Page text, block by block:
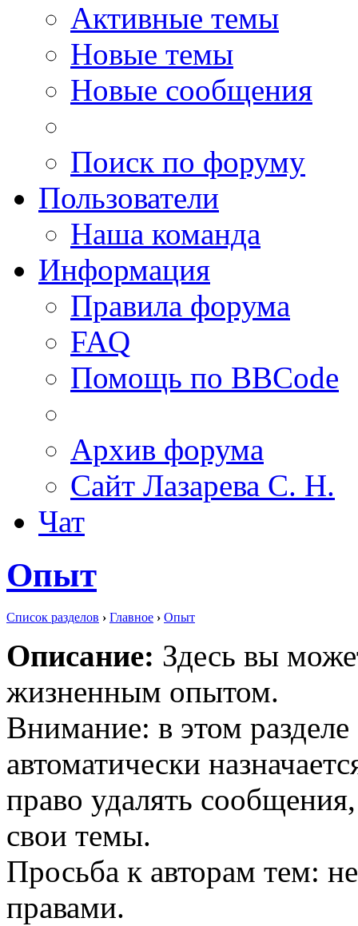
Активные темы
Новые темы
Новые сообщения
Поиск по форуму
Пользователи
Наша команда
Информация
Правила форума
FAQ
Помощь по BBCode
Архив форума
Сайт Лазарева С. Н.
Чат
Опыт
Список разделов › Главное › Опыт
Описание: Здесь вы
жизненным опытом.
Внимание: в этом
автоматически
право удалять
свои темы.
Просьба к авторам тем:
правами.